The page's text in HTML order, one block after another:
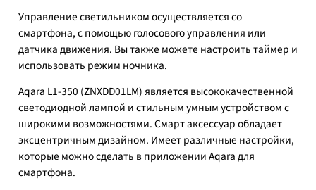
Управление светильником осуществляется со
смартфона, с помощью голосового управления или
датчика движения. Вы также можете настроить таймер и
использовать режим ночника.
Aqara L1-350 (ZNXDD01LM) является высококачественной
светодиодной лампой и стильным умным устройством с
широкими возможностями. Смарт аксессуар обладает
эксцентричным дизайном. Имеет различные настройки,
которые можно сделать в приложении Aqara для
смартфона.